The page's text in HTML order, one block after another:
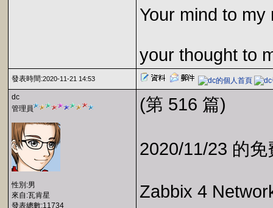
Your mind to my
your thought to
發表時間:2020-11-21 14:53
dc
管理員
性別:男
來自:瓦肯星
發表總數:11734
(第 516 篇)
2020/11/23 的
Zabbix 4